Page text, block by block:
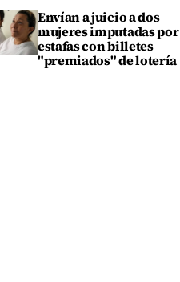
Envían a juicio a dos
mujeres imputadas por
estafas con billetes
"premiados" de lotería